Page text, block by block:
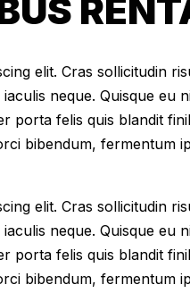
elit. Cras sollicitudin
neque. Quisque
porta felis quis blandit
bibendum, fermentum
elit. Cras sollicitudin
neque. Quisque
porta felis quis blandit
bibendum, fermentum